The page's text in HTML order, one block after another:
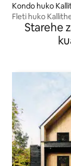
Kondo huko
Fleti huko
Starehe